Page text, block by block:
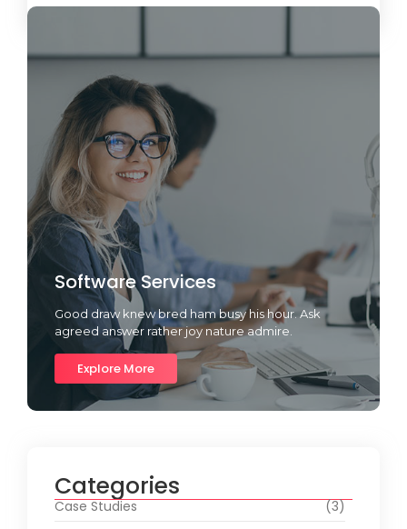
Software Services
Good draw knew bred ham busy his hour. Ask
agreed answer rather joy nature admire.
Explore More
Categories
Case Studies
(3)